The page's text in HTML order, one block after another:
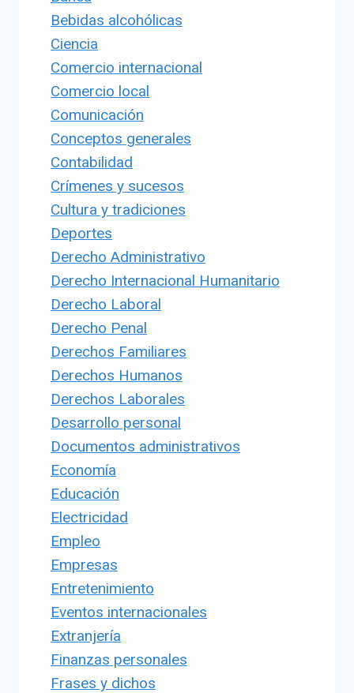
Bebidas alcohólicas
Ciencia
Comercio internacional
Comercio local
Comunicación
Conceptos generales
Contabilidad
Crímenes y sucesos
Cultura y tradiciones
Deportes
Derecho Administrativo
Derecho Internacional Humanitario
Derecho Laboral
Derecho Penal
Derechos Familiares
Derechos Humanos
Derechos Laborales
Desarrollo personal
Documentos administrativos
Economía
Educación
Electricidad
Empleo
Empresas
Entretenimiento
Eventos internacionales
Extranjería
Finanzas personales
Frases y dichos